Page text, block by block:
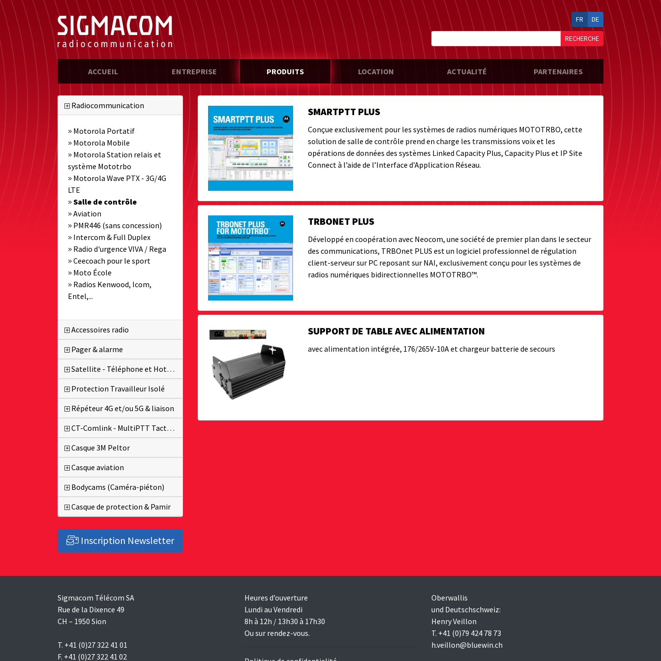
FR DE
RECHERCHE
ACCUEIL ENTREPRISE PRODUITS LOCATION ACTUALITÉ PARTENAIRES
SMARTPTT PLUS
Conçue exclusivement pour les systèmes de radios numériques MOTOTRBO, cette
solution de salle de contrôle prend en charge les transmissions voix et les
opérations de données des systèmes Linked Capacity Plus, Capacity Plus et IP Site
Connect à l’aide de l’Interface d’Application Réseau.
TRBONET PLUS
Développé en coopération avec Neocom, une société de premier plan dans le secteur
des communications, TRBOnet PLUS est un logiciel professionnel de régulation
client-serveur sur PC reposant sur NAI, exclusivement conçu pour les systèmes de
radios numériques bidirectionnelles MOTOTRBO™.
SUPPORT DE TABLE AVEC ALIMENTATION
avec alimentation intégrée, 176/265V-10A et chargeur batterie de secours
Radiocommunication
Motorola Portatif
Motorola Mobile
Motorola Station relais et
système Mototrbo
Motorola Wave PTX - 3G/4G
LTE
Salle de contrôle
Aviation
PMR446 (sans concession)
Intercom & Full Duplex
Radio d'urgence VIVA / Rega
Ceecoach pour le sport
Moto École
Radios Kenwood, Icom,
Entel,...
Accessoires radio
Pager & alarme
Satellite - Téléphone et Hotspot
Protection Travailleur Isolé
Répéteur 4G et/ou 5G & liaison
CT-Comlink - MultiPTT Tactique
Casque 3M Peltor
Casque aviation
Bodycams (Caméra-piéton)
Casque de protection & Pamir
Inscription Newsletter
Sigmacom Télécom SA
Rue de la Dixence 49
CH – 1950 Sion
T. +41 (0)27 322 41 01
F. +41 (0)27 322 41 02
Heures d’ouverture
Lundi au Vendredi
8h à 12h / 13h30 à 17h30
Ou sur rendez-vous.
Oberwallis
und Deutschschweiz:
Henry Veillon
T. +41 (0)79 424 78 73
h.veillon@bluewin.ch